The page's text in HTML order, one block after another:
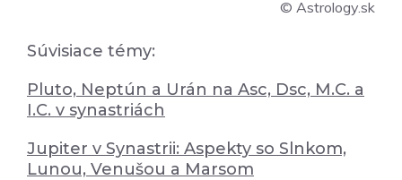
© Astrology.sk
Súvisiace témy:
Pluto, Neptún a Urán na Asc, Dsc, M.C. a
I.C. v synastriách
Jupiter v Synastrii: Aspekty so Slnkom,
Lunou, Venušou a Marsom